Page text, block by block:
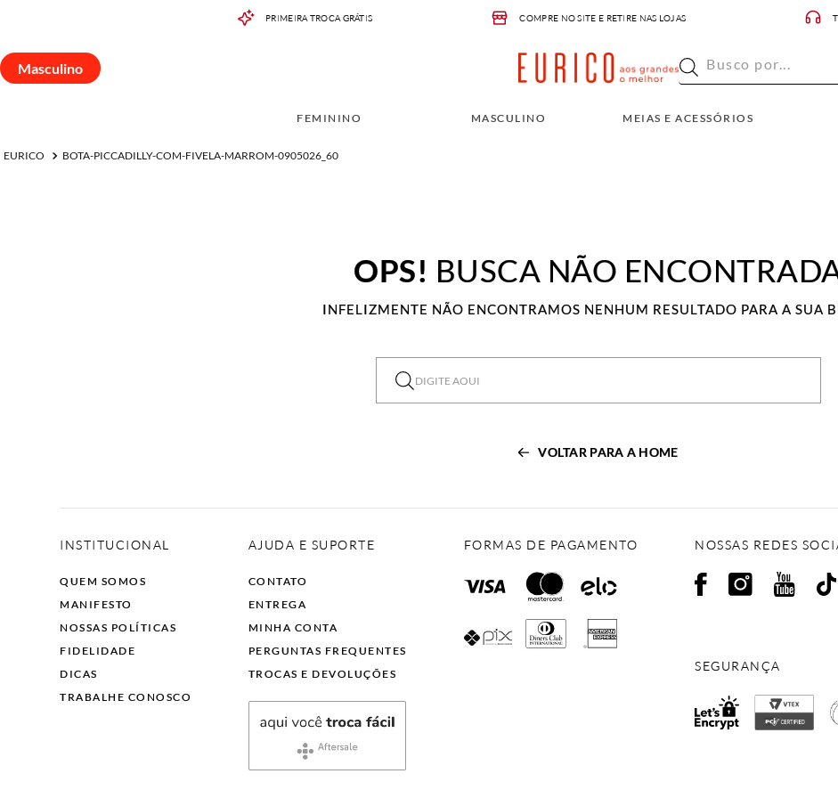
PRIMEIRA TROCA GRÁTIS COMPRE NO SITE E RETIRE NAS LOJAS
Masculino
Busco por...
FEMININO MASCULINO MEIAS E ACESSÓRIOS
BOTA-PICCADILLY-COM-FIVELA-MARROM-0905026_60
OPS! BUSCA NÃO
INFELIZMENTE NÃO ENCONTRAMOS NENHUM RESULTADO PARA A SUA
VOLTAR PARA A HOME
INSTITUCIONAL
QUEM SOMOS
MANIFESTO
NOSSAS POLÍTICAS
FIDELIDADE
DICAS
TRABALHE CONOSCO
AJUDA E SUPORTE
CONTATO
ENTREGA
MINHA CONTA
PERGUNTAS FREQUENTES
TROCAS E DEVOLUÇÕES
FORMAS DE PAGAMENTO NOSSAS REDES
SEGURANÇA